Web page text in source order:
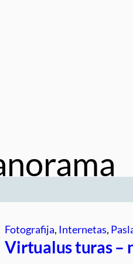
Fotografija, Internetas,
Virtualus turas –